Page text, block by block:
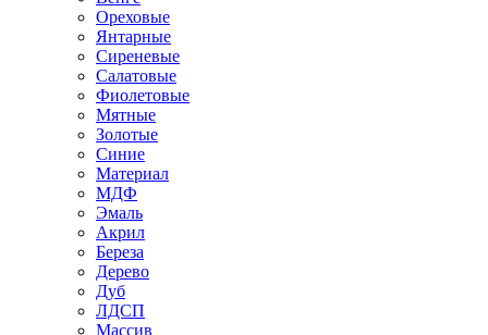
Ореховые
Янтарные
Сиреневые
Салатовые
Фиолетовые
Мятные
Золотые
Синие
Материал
МДФ
Эмаль
Акрил
Береза
Дерево
Дуб
ЛДСП
Массив